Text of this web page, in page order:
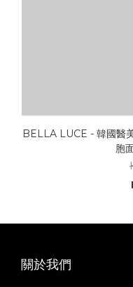
BELLA LUCE - 韓國醫
胞
關於我們